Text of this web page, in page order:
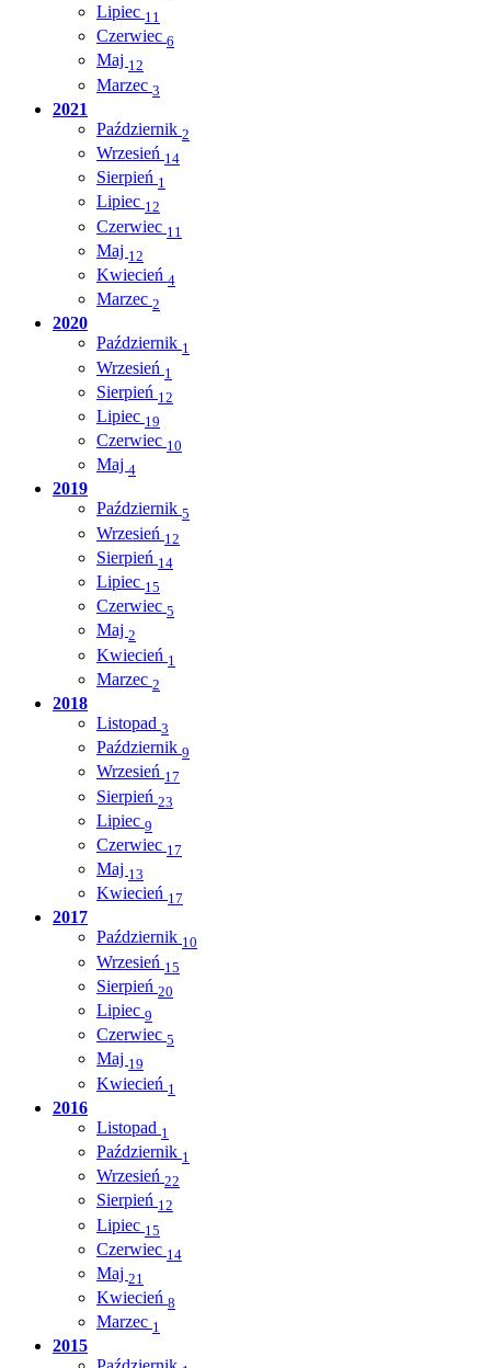
Lipiec 11
Czerwiec 6
Maj 12
Marzec 3
2021
Październik 2
Wrzesień 14
Sierpień 1
Lipiec 12
Czerwiec 11
Maj 12
Kwiecień 4
Marzec 2
2020
Październik 1
Wrzesień 1
Sierpień 12
Lipiec 19
Czerwiec 10
Maj 4
2019
Październik 5
Wrzesień 12
Sierpień 14
Lipiec 15
Czerwiec 5
Maj 2
Kwiecień 1
Marzec 2
2018
Listopad 3
Październik 9
Wrzesień 17
Sierpień 23
Lipiec 9
Czerwiec 17
Maj 13
Kwiecień 17
2017
Październik 10
Wrzesień 15
Sierpień 20
Lipiec 9
Czerwiec 5
Maj 19
Kwiecień 1
2016
Listopad 1
Październik 1
Wrzesień 22
Sierpień 12
Lipiec 15
Czerwiec 14
Maj 21
Kwiecień 8
Marzec 1
2015